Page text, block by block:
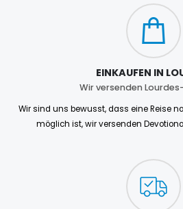
EINKAUFEN IN
Wir versenden
Wir sind uns bewusst, dass eine Reise
möglich ist, wir versenden